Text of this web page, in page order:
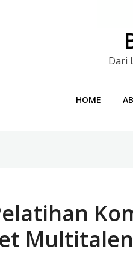
Dari
HOME